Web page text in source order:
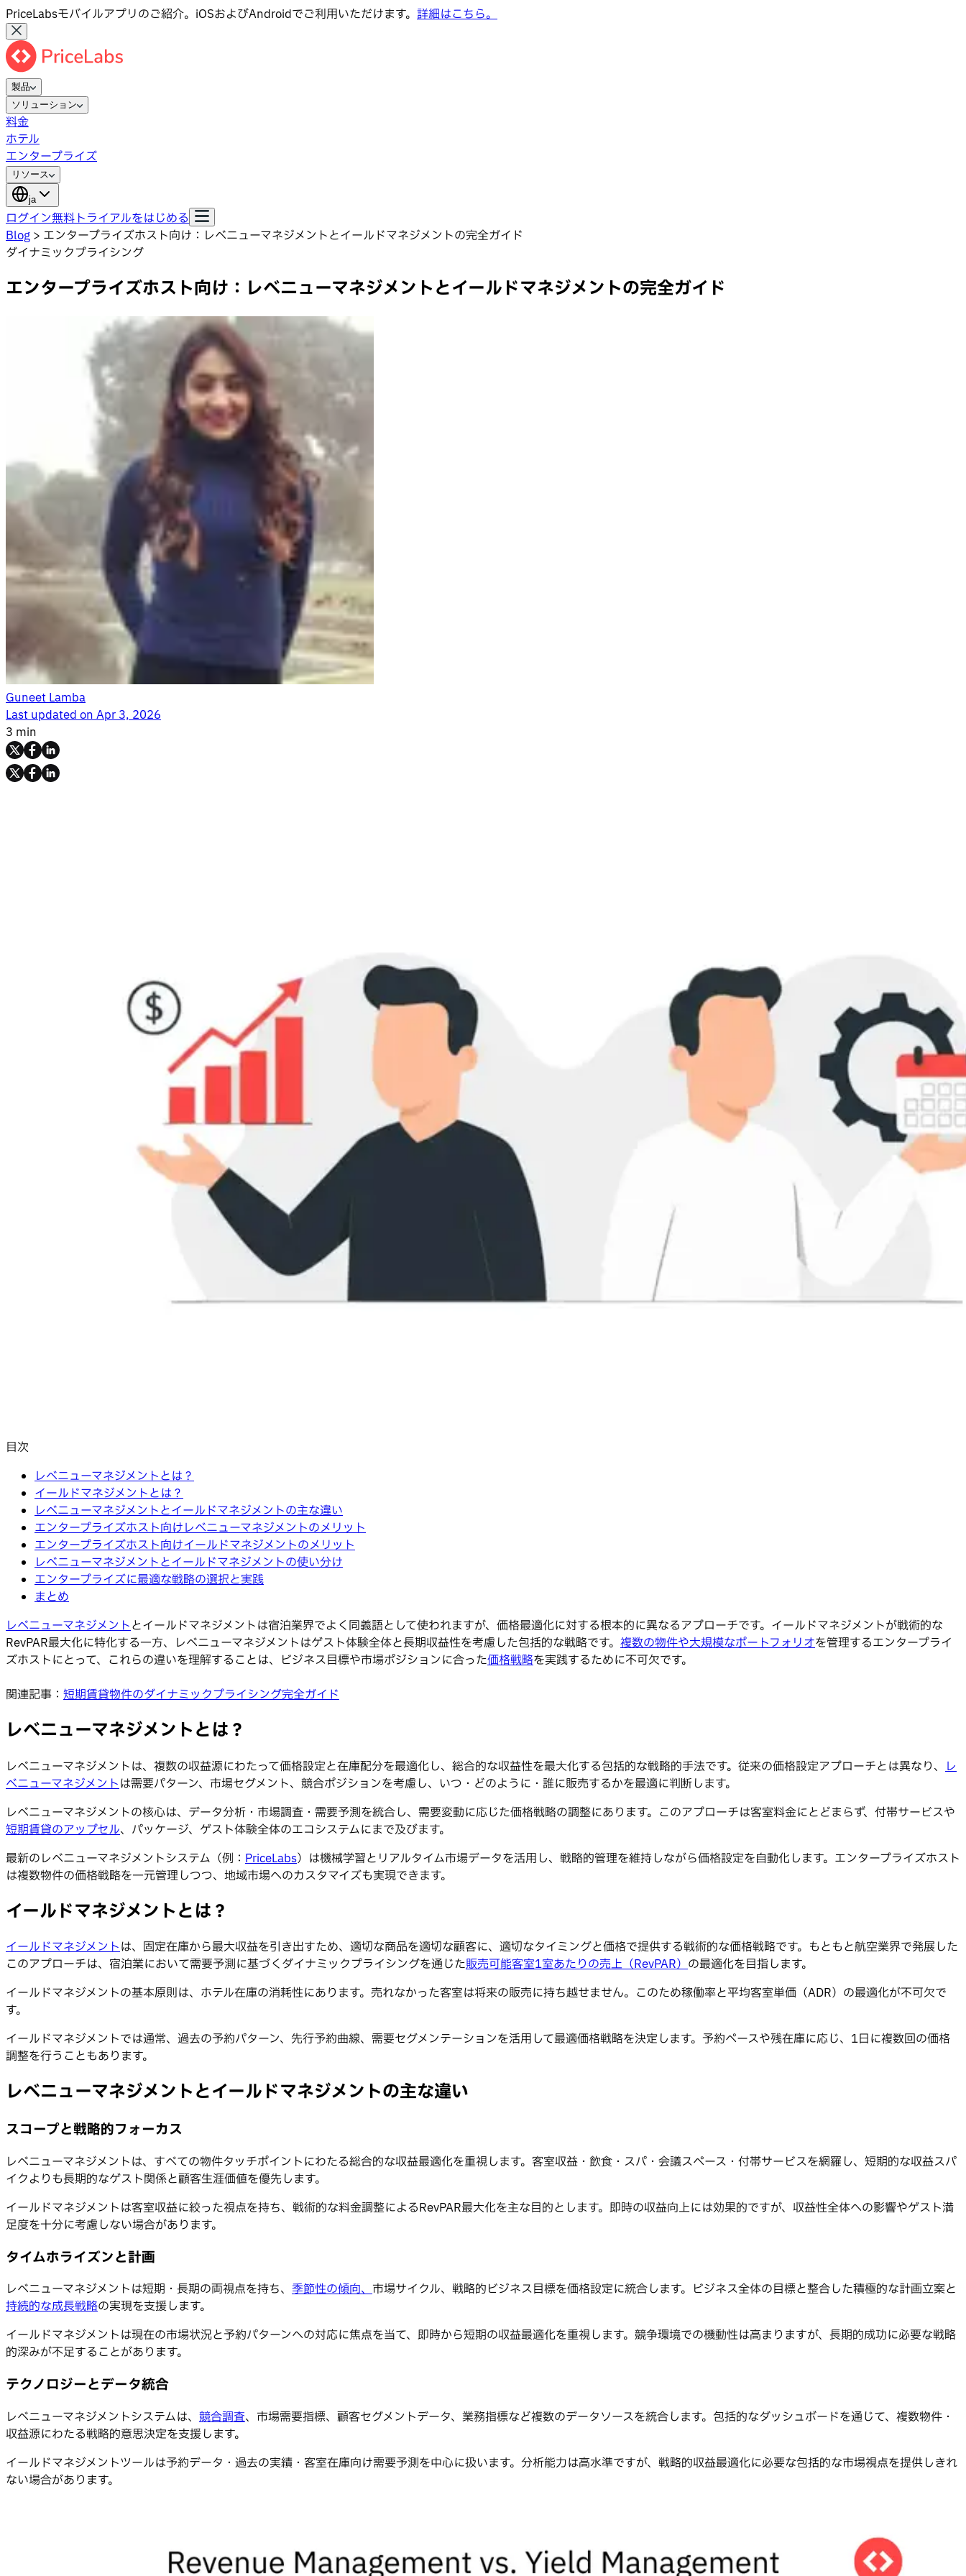
PriceLabsモバイルアプリのご紹介。iOSおよびAndroidでご利用いただけます。 詳細はこちら。
製品
ソリューション
料金
ホテル
エンタープライズ
リソース
ja
ログイン無料トライアルをはじめる
Blog > エンタープライズホスト向け：レベニューマネジメントとイールドマネジメントの完全ガイド
ダイナミックプライシング
エンタープライズホスト向け：レベニューマネジメントとイールドマネジメントの完全ガイド
Guneet Lamba
Last updated onApr 3, 2026
3 min
目次
レベニューマネジメントとは？
イールドマネジメントとは？
レベニューマネジメントとイールドマネジメントの主な違い
エンタープライズホスト向けレベニューマネジメントのメリット
エンタープライズホスト向けイールドマネジメントのメリット
レベニューマネジメントとイールドマネジメントの使い分け
エンタープライズに最適な戦略の選択と実践
まとめ
レベニューマネジメントとイールドマネジメントは宿泊業界でよく同義語として使われますが、価格最適化に対する根本的に異なるアプローチです。イールドマネジメントが戦術的な
RevPAR最大化に特化する一方、レベニューマネジメントはゲスト体験全体と長期収益性を考慮した包括的な戦略です。 複数の物件や大規模なポートフォリオを管理するエンタープライ
ズホストにとって、これらの違いを理解することは、ビジネス目標や市場ポジションに合った価格戦略を実践するために不可欠です。
関連記事： 短期賃貸物件のダイナミックプライシング完全ガイド
レベニューマネジメントとは？
レベニューマネジメントは、複数の収益源にわたって価格設定と在庫配分を最適化し、総合的な収益性を最大化する包括的な戦略的手法です。従来の価格設定アプローチとは異なり、 レ
ベニューマネジメントは需要パターン、市場セグメント、競合ポジションを考慮し、いつ・どのように・誰に販売するかを最適に判断します。
レベニューマネジメントの核心は、データ分析・市場調査・需要予測を統合し、需要変動に応じた価格戦略の調整にあります。このアプローチは客室料金にとどまらず、付帯サービスや
短期賃貸のアップセル、パッケージ、ゲスト体験全体のエコシステムにまで及びます。
最新のレベニューマネジメントシステム（例： PriceLabs）は機械学習とリアルタイム市場データを活用し、戦略的管理を維持しながら価格設定を自動化します。エンタープライズホスト
は複数物件の価格戦略を一元管理しつつ、地域市場へのカスタマイズも実現できます。
イールドマネジメントとは？
イールドマネジメントは、固定在庫から最大収益を引き出すため、適切な商品を適切な顧客に、適切なタイミングと価格で提供する戦術的な価格戦略です。もともと航空業界で発展した
このアプローチは、宿泊業において需要予測に基づくダイナミックプライシングを通じた販売可能客室1室あたりの売上（RevPAR）の最適化を目指します。
イールドマネジメントの基本原則は、ホテル在庫の消耗性にあります。売れなかった客室は将来の販売に持ち越せません。このため稼働率と平均客室単価（ADR）の最適化が不可欠で
す。
イールドマネジメントでは通常、過去の予約パターン、先行予約曲線、需要セグメンテーションを活用して最適価格戦略を決定します。予約ペースや残在庫に応じ、1日に複数回の価格
調整を行うこともあります。
レベニューマネジメントとイールドマネジメントの主な違い
スコープと戦略的フォーカス
レベニューマネジメントは、すべての物件タッチポイントにわたる総合的な収益最適化を重視します。客室収益・飲食・スパ・会議スペース・付帯サービスを網羅し、短期的な収益スパ
イクよりも長期的なゲスト関係と顧客生涯価値を優先します。
イールドマネジメントは客室収益に絞った視点を持ち、戦術的な料金調整によるRevPAR最大化を主な目的とします。即時の収益向上には効果的ですが、収益性全体への影響やゲスト満
足度を十分に考慮しない場合があります。
タイムホライズンと計画
レベニューマネジメントは短期・長期の両視点を持ち、 季節性の傾向、市場サイクル、戦略的ビジネス目標を価格設定に統合します。ビジネス全体の目標と整合した積極的な計画立案と
持続的な成長戦略の実現を支援します。
イールドマネジメントは現在の市場状況と予約パターンへの対応に焦点を当て、即時から短期の収益最適化を重視します。競争環境での機動性は高まりますが、長期的成功に必要な戦略
的深みが不足することがあります。
テクノロジーとデータ統合
レベニューマネジメントシステムは、 競合調査、市場需要指標、顧客セグメントデータ、業務指標など複数のデータソースを統合します。包括的なダッシュボードを通じて、複数物件・
収益源にわたる戦略的意思決定を支援します。
イールドマネジメントツールは予約データ・過去の実績・客室在庫向け需要予測を中心に扱います。分析能力は高水準ですが、戦略的収益最適化に必要な包括的な市場視点を提供しきれ
ない場合があります。